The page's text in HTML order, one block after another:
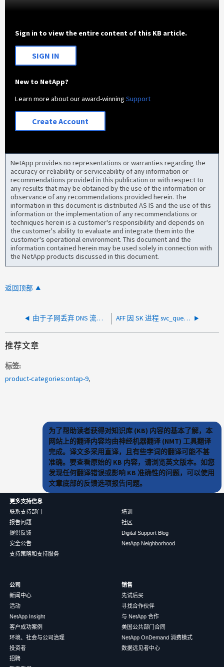
Sign in to view the entire content of this KB article.
SIGN IN
New to NetApp?
Learn more about our award-winningSupport
Create Account
NetApp provides no representations or warranties regarding the
accuracy or reliability or serviceability of any information or
recommendations provided in this publication or with respect to
any results that may be obtained by the use of the information or
observance of any recommendations provided herein. The
information in this document is distributed AS IS and the use of this
information or the implementation of any recommendations or
techniques herein is a customer's responsibility and depends on
the customer's ability to evaluate and integrate them into the
customer's operational environment. This document and the
information contained herein may be used solely in connection with
the NetApp products discussed in this document.
返回顶部
由于子网丢弃 DNS 流量导致域未确定，ACL 更改失败 AFF 因 SK 进程 svc_queue_thread 而发生崩溃
推荐文章
标签
product-categories:ontap-9
为了帮助读者获得对知识库 (KB) 内容的基本了解，本
网站上的翻译内容均由神经机器翻译 (NMT) 工具翻译
完成。译文多采用直译，且有些字词的翻译可能不甚
准确。要查看原始的 KB 内容，请浏览英文版本。如您
发现任何翻译错误或影响 KB 准确性的问题，可以使用
文章底部的反馈选项报告问题。
更多支持信息
联系支持部门
报告问题
提供反馈
安全公告
支持策略和支持服务
培训
社区
Digital Support Blog
NetApp Neighborhood
公司
新闻中心
活动
NetApp Insight
客户成功案例
环境、社会与公司治理
投资者
招聘
销售
先试后买
寻找合作伙伴
与 NetApp 合作
美国公共部门合同
NetApp OnDemand 消费模式
数据远见者中心